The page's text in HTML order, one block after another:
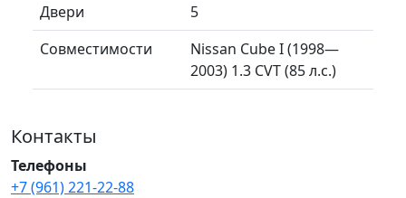
Двери
5
Совместимости
Nissan Cube I (1998—
2003) 1.3 CVT (85 л.с.)
Контакты
Телефоны
+7 (961) 221-22-88